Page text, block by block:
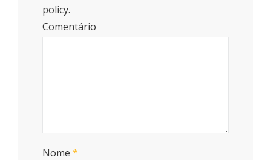
policy.
Comentário
Nome *